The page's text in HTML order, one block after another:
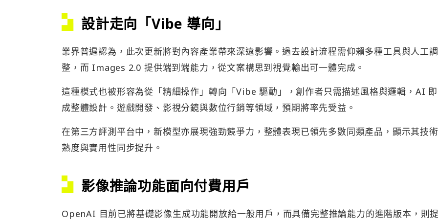
設計走向「Vibe 導向」
業界普遍認為，此次更新將對內容產業帶來深遠影響。過去設計流程需仰賴多種工具與人工調
整，而 Images 2.0 提供端到端能力，從文案構思到視覺輸出可一體完成。
這種模式也被形容為從「精細操作」轉向「Vibe 驅動」，創作者只需描述風格與邏輯，AI
成整體設計。遊戲開發、影視分鏡與數位行銷等領域，預期將率先受益。
在第三方評測平台中，新模型亦展現強勁競爭力，整體表現已領先多數同類產品，顯示其技
熟度與實用性同步提升。
影像推論功能面向付費用戶
OpenAI 目前已將基礎影像生成功能開放給一般用戶，而具備完整推論能力的進階版本，則